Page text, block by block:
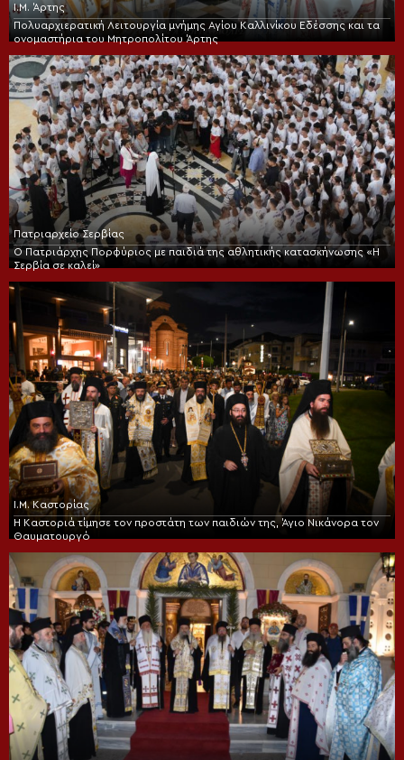
Ι.Μ. Άρτης
Πολυαρχιερατική Λειτουργία μνήμης Αγίου Καλλινίκου Εδέσσης και τα
ονομαστήρια του Μητροπολίτου Άρτης
Πατριαρχείο Σερβίας
Ο Πατριάρχης Πορφύριος με παιδιά της αθλητικής κατασκήνωσης «Η
Σερβία σε καλεί»
Ι.Μ. Καστορίας
Η Καστοριά τίμησε τον προστάτη των παιδιών της, Άγιο Νικάνορα τον
Θαυματουργό